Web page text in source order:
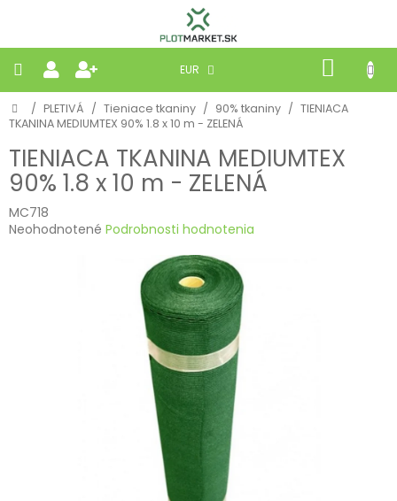
EUR
KOŠÍK
PLETIVÁ
PANELY
BRÁNY
Domov
/ PLETIVÁ / Tieniace tkaniny / 90% tkaniny / TIENIACA
TKANINA MEDIUMTEX 90% 1.8 x 10 m - ZELENÁ
TIENIACA TKANINA MEDIUMTEX
90% 1.8 x 10 m - ZELENÁ
MC718
Priemerné
Neohodnotené Podrobnosti hodnotenia